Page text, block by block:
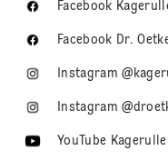
Facebook
Facebook Dr.
Instagram
Instagram
YouTube